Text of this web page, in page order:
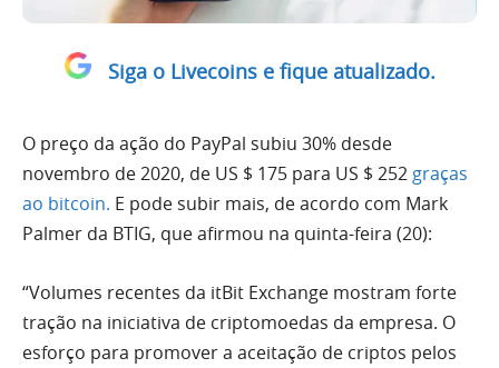
Siga o Livecoins e fique atualizado.
O preço da ação do PayPal subiu 30% desde
novembro de 2020, de US $ 175 para US $ 252 graças
ao bitcoin. E pode subir mais, de acordo com Mark
Palmer da BTIG, que afirmou na quinta-feira (20):
“Volumes recentes da itBit Exchange mostram forte
tração na iniciativa de criptomoedas da empresa. O
esforço para promover a aceitação de criptos pelos